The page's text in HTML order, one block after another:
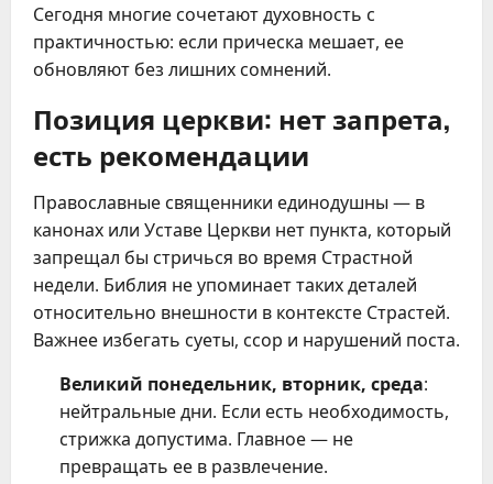
Сегодня многие сочетают духовность с
практичностью: если прическа мешает, ее
обновляют без лишних сомнений.
Позиция церкви: нет запрета,
есть рекомендации
Православные священники единодушны — в
канонах или Уставе Церкви нет пункта, который
запрещал бы стричься во время Страстной
недели. Библия не упоминает таких деталей
относительно внешности в контексте Страстей.
Важнее избегать суеты, ссор и нарушений поста.
Великий понедельник, вторник, среда:
нейтральные дни. Если есть необходимость,
стрижка допустима. Главное — не
превращать ее в развлечение.